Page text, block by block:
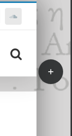
SoundCloud
Bascule
de
la